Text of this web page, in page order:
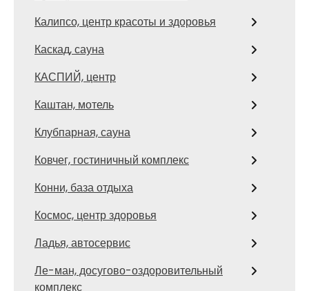
Калипсо, центр красоты и здоровья
Каскад, сауна
КАСПИЙ, центр
Каштан, мотель
Клубпарная, сауна
Ковчег, гостиничный комплекс
Конни, база отдыха
Космос, центр здоровья
Ладья, автосервис
Ле-ман, досугово-оздоровительный
комплекс